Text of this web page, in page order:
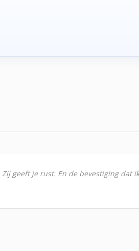
geeft je rust. En de bevestiging dat